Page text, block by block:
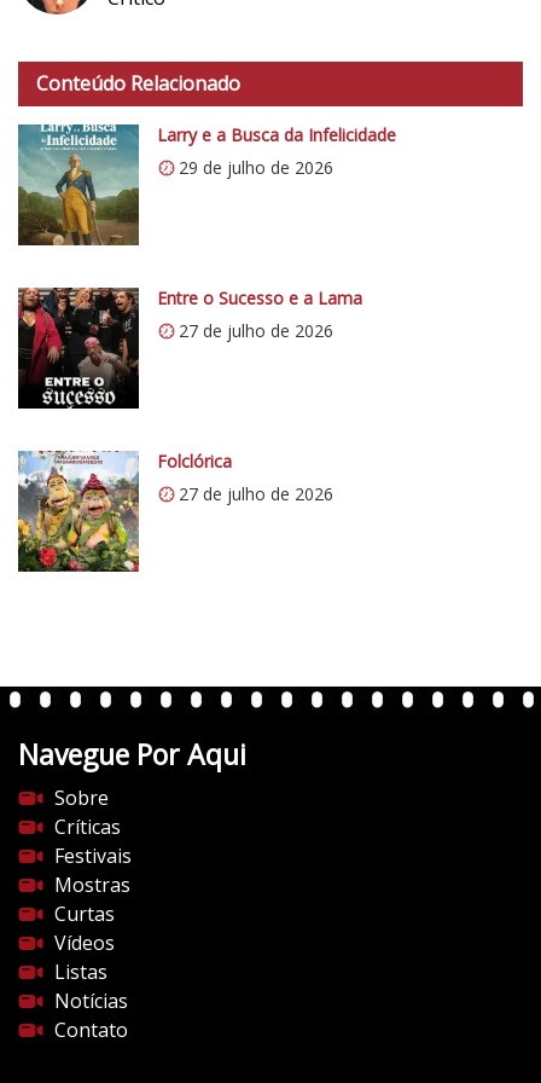
t
p
s
:
/
/
0
.
w
p
.
o
m
/
v
e
n
e
d
o
c
i
n
e
m
a
.
Conteúdo Relacionado
Larry e a Busca da Infelicidade
29 de julho de 2026
Entre o Sucesso e a Lama
27 de julho de 2026
Folclórica
27 de julho de 2026
Navegue Por Aqui
Sobre
Críticas
Festivais
Mostras
Curtas
Vídeos
Listas
Notícias
Contato